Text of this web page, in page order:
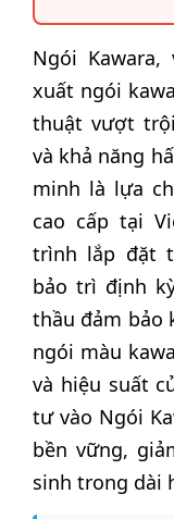
Ngói
xuất ngói
thuật vượt
và khả năng
minh là lựa
cao cấp tại
trình lắp đặt
bảo trì định
thầu đảm bảo
ngói màu
và hiệu suất
tư vào Ngói
bền vững,
sinh trong dài